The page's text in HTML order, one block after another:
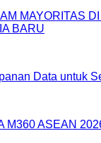
MAYORITAS
BARU
Data untuk
M360 ASEAN